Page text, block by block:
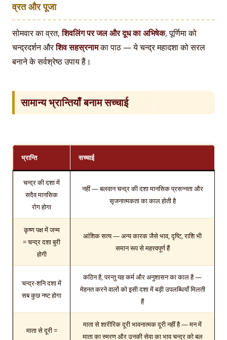
व्रत और पूजा
सोमवार का व्रत,शिवलिंग पर जल और दूध का अभिषेक, पूर्णिमा को
चन्द्रदर्शन औरशिव सहस्रनामका पाठ — ये चन्द्र महादशा को सरल
बनाने के सर्वश्रेष्ठ उपाय हैं।
सामान्य भ्रान्तियाँ बनाम सच्चाई
भ्रान्ति सच्चाई
चन्द्र की दशा में
सदैव मानसिक
रोग होगा
नहीं — बलवान चन्द्र की दशा मानसिक प्रसन्नता और
सृजनात्मकता का काल होती है
कृष्ण पक्ष में जन्म
= चन्द्र दशा बुरी
होगी
आंशिक सत्य — अन्य कारक जैसे भाव, दृष्टि, राशि भी
समान रूप से महत्त्वपूर्ण हैं
चन्द्र-शनि दशा में
सब कुछ नष्ट होगा
कठिन है, परन्तु यह कर्म और अनुशासन का काल है —
मेहनत करने वालों को इसी दशा में बड़ी उपलब्धियाँ मिलती
हैं
माता से दूरी =
माता से शारीरिक दूरी भावनात्मक दूरी नहीं है — मन में
माता का स्मरण और उनकी सेवा का भाव चन्द्र को बल